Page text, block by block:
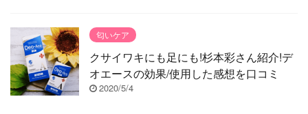
匂いケア
クサイワキにも足にも!杉本彩さん紹介!デ
オエースの効果/使用した感想を口コミ
2020/5/4